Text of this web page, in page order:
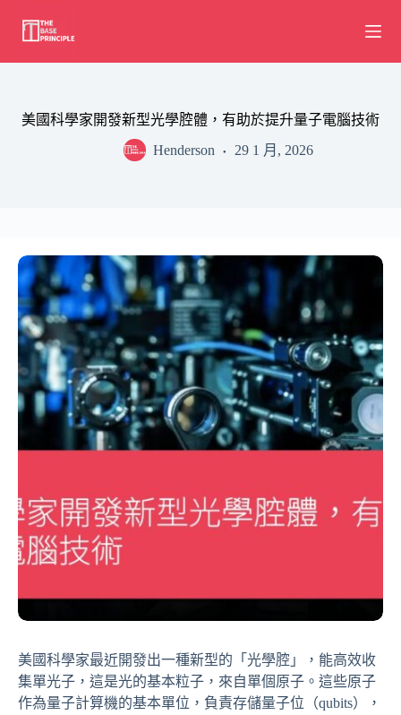
content
美國科學家開發新型光學腔體，有助於提升量子電腦技術
Henderson
29 1 月, 2026
美國科學家最近開發出一種新型的「光學腔」，能高效收
集單光子，這是光的基本粒子，來自單個原子。這些原子
作為量子計算機的基本單位，負責存儲量子位（qubits），